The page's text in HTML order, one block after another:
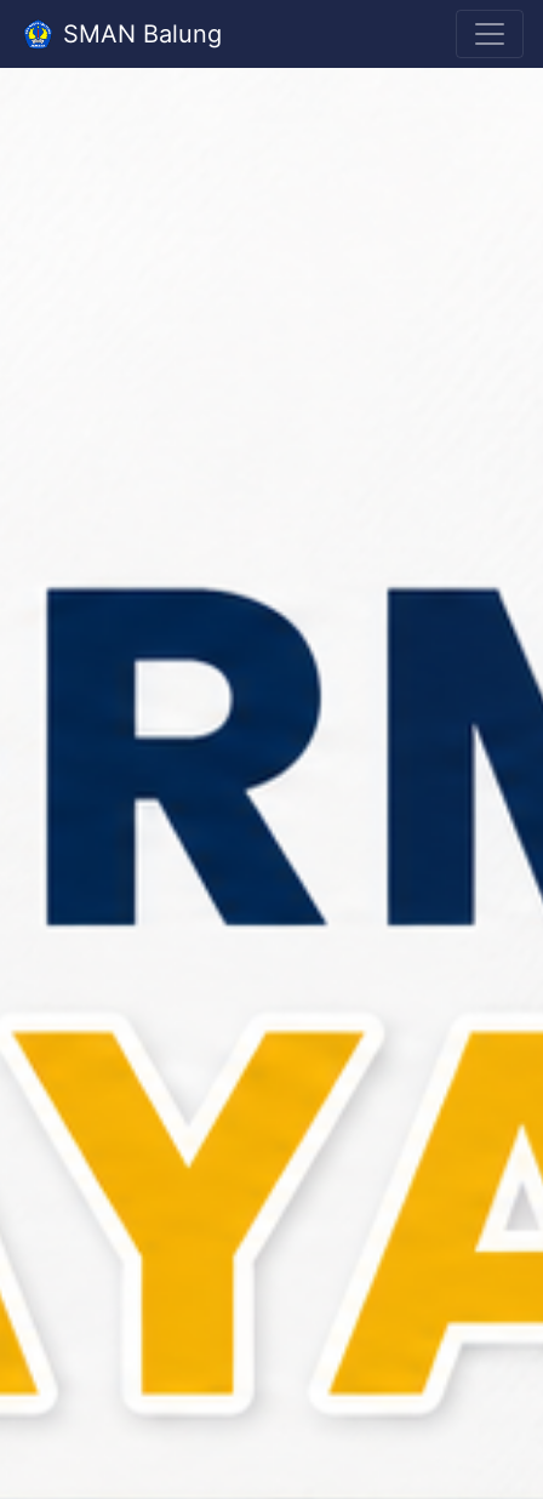
SMAN Balung